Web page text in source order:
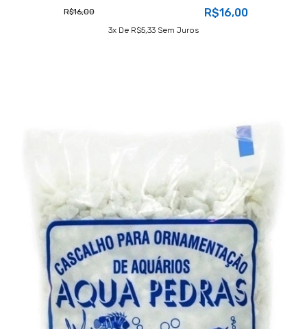
R$16,00 R$16,00
3X De R$5,33 Sem Juros